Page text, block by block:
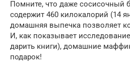
Помните, что даже сосисочный
содержит 460 килокалорий (14
домашняя выпечка позволяет
И, как показывает
дарить книги), домашние
подарок!